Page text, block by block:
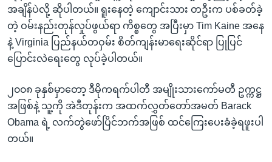
အချိန်ပဲလို့ ဆိုပါတယ်။ ရူးနေတဲ့ ကျောင်းသား တဦးက ပစ်ခတ်ခဲ့
တဲ့ ဝမ်းနည်းတုန်လှုပ်ဖွယ်ရာ ကိစ္စတွေ အပြီးမှာ Tim Kaine အနေ
နဲ့ Virginia ပြည်နယ်တဝှမ်း စိတ်ကျန်းမာရေးဆိုင်ရာ ပြုပြင်
ပြောင်းလဲရေးတွေ လုပ်ခဲ့ပါတယ်။
၂၀၀၈ ခုနှစ်မှာတော့ ဒီမိုကရက်ပါတီ အမျိုးသားကော်မတီ ဥက္ကဋ္ဌ
အဖြစ်နဲ့ သူ့ကို အဲဒီတုန်းက အထက်လွှတ်တော်အမတ် Barack
Obama ရဲ့ လက်တွဲဖော်ပြိင်ဘက်အဖြစ် ထင်ကြေးပေးခံခဲ့ရဖူးပါ
တယ်။